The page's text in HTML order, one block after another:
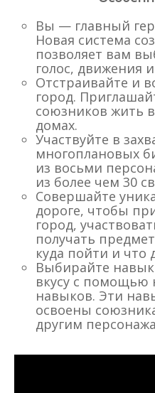
Вы — главный
Новая система
позволяет вам
голос, движения
Отстраивайте и
город.
союзников жить
домах.
Участвуйте в
многоплановых
из восьми
из более чем 30
Совершайте
дороге, чтобы
город,
получать
куда пойти и что
Выбирайте
вкусу с помощью
навыков. Эти
освоены
другим